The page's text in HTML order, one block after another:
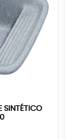
SINTÉTICO